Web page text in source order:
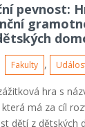
pevnost:
Fakulty ,
hra s
má za cíl
dětí z dětských